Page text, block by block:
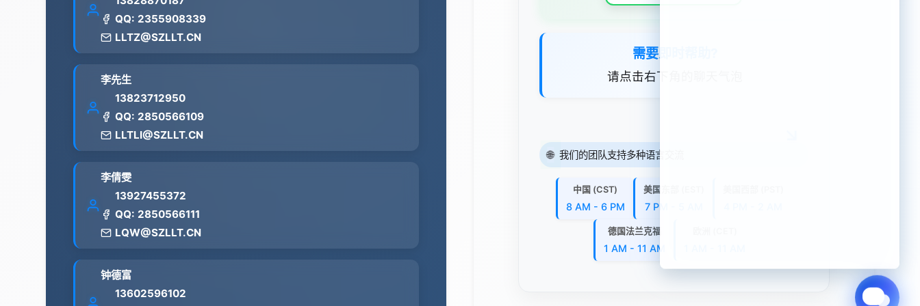
QQ: 2355908339
LLTZ@SZLLT.CN
李先生
13823712950
QQ: 2850566109
LLTLI@SZLLT.CN
李倩雯
13927455372
QQ: 2850566111
LQW@SZLLT.CN
钟德富
13602596102
需要即时帮助?
请点击右下角的聊天气泡
🌐 我们的团队支持多种语言交流
中国 (CST)
8 AM - 6 PM
美国东部 (EST)
7 PM - 5 AM
德国法兰克福
1 AM - 11 AM